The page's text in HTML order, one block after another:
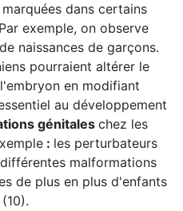
dans certains
exemple, on observe
naissances de garçons.
pourraient altérer le
en modifiant
au développement
génitaleschez les
: les perturbateurs
malformations
de plus en plus d'enfants